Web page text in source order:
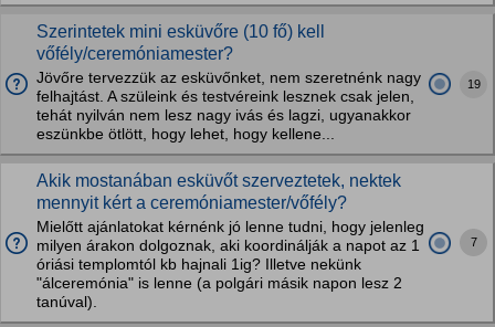
Szerintetek mini esküvőre (10 fő) kell
vőfély/ceremóniamester?
Jövőre tervezzük az esküvőnket, nem szeretnénk nagy
felhajtást. A szüleink és testvéreink lesznek csak jelen,
tehát nyilván nem lesz nagy ivás és lagzi, ugyanakkor
eszünkbe ötlött, hogy lehet, hogy kellene...
19
Akik mostanában esküvőt szerveztetek, nektek
mennyit kért a ceremóniamester/vőfély?
Mielőtt ajánlatokat kérnénk jó lenne tudni, hogy jelenleg
milyen árakon dolgoznak, aki koordinálják a napot az 1
óriási templomtól kb hajnali 1ig? Illetve nekünk
"álceremónia" is lenne (a polgári másik napon lesz 2
tanúval).
7